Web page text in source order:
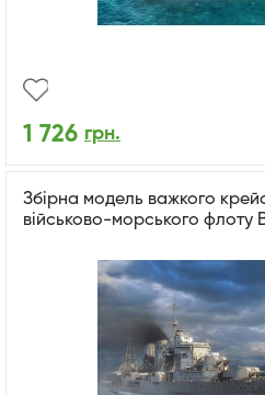
1 726 грн.
Збірна модель важкого
військово-морського флоту